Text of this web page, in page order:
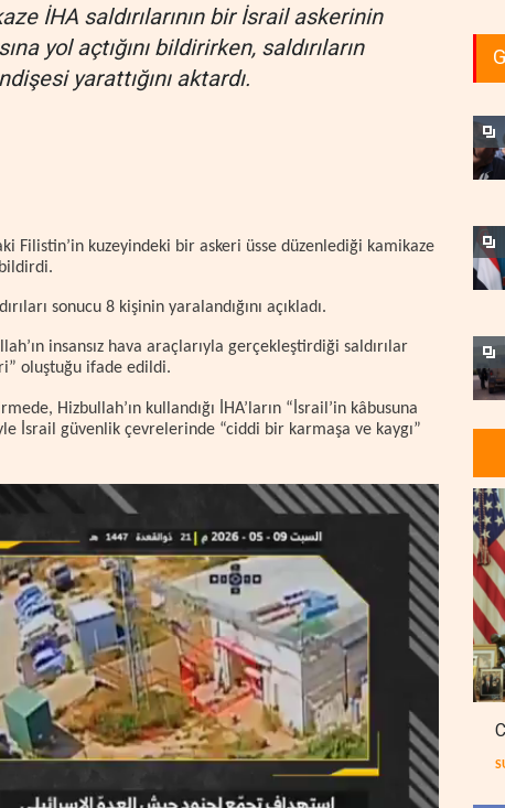
İHA saldırılarının bir İsrail askerinin
yol açtığını bildirirken, saldırıların
yarattığını aktardı.
Filistin’in kuzeyindeki bir askeri üsse düzenlediği kamikaze
sonucu 8 kişinin yaralandığını açıkladı.
insansız hava araçlarıyla gerçekleştirdiği saldırılar
oluştuğu ifade edildi.
Hizbullah’ın kullandığı İHA’ların “İsrail’in kâbusuna
İsrail güvenlik çevrelerinde “ciddi bir karmaşa ve kaygı”